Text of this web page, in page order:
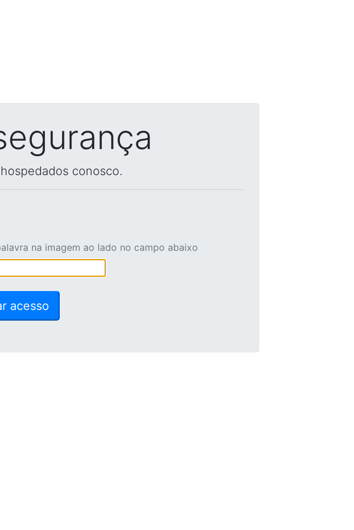
conosco.
na imagem ao lado no campo abaixo